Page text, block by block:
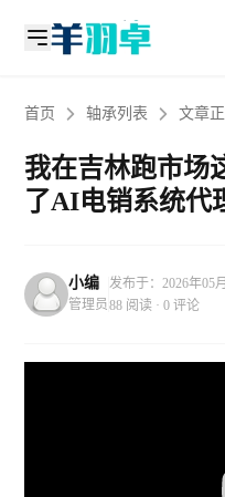
首页 轴承列表 文章
我在吉林跑市场
了AI电销系统代
小编
管理员
发布于：2026年05
88 阅读 · 0 评论